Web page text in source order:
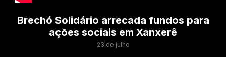
Brechó Solidário arrecada fundos para
ações sociais em Xanxerê
23 de julho